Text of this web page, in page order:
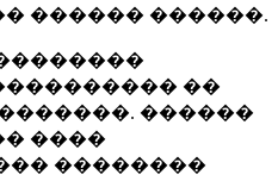
������ ������.
��
������
����
��������